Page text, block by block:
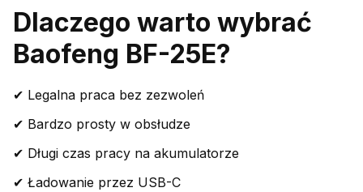
Dlaczego warto wybrać
Baofeng BF-25E?
✔ Legalna praca bez zezwoleń
✔ Bardzo prosty w obsłudze
✔ Długi czas pracy na akumulatorze
✔ Ładowanie przez USB-C